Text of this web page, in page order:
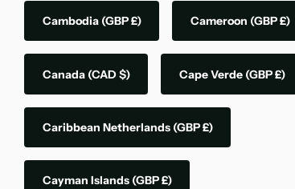
Cambodia (GBP £) Cameroon (GBP £)
Canada (CAD $) Cape Verde (GBP £)
Caribbean Netherlands (GBP £)
Cayman Islands (GBP £)